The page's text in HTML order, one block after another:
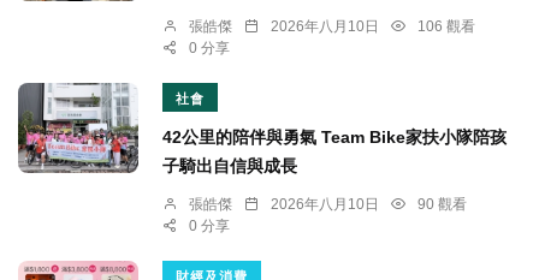
張皓傑 2026年八月10日
106 觀看
0 分享
社會
42公里的陪伴與勇氣 Team Bike家扶小隊陪孩
子騎出自信與成長
張皓傑 2026年八月10日
90 觀看
0 分享
財經及消費